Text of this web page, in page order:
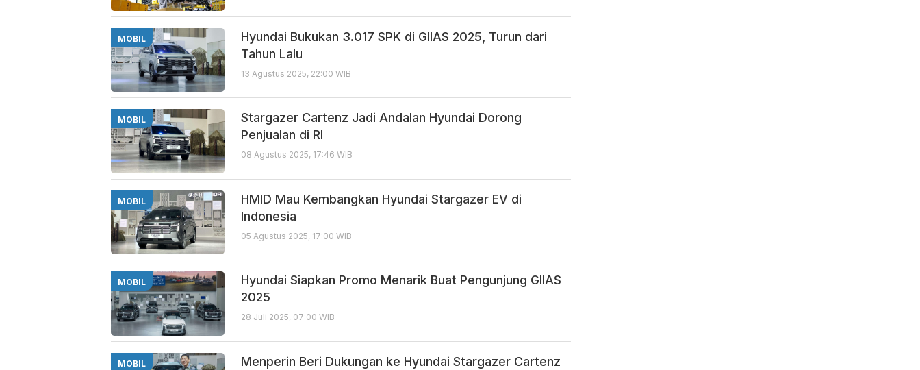
MOBIL
Hyundai Bukukan 3.017 SPK di GIIAS 2025, Turun dari
Tahun Lalu
13 Agustus 2025, 22:00 WIB
MOBIL
Stargazer Cartenz Jadi Andalan Hyundai Dorong
Penjualan di RI
08 Agustus 2025, 17:46 WIB
MOBIL
HMID Mau Kembangkan Hyundai Stargazer EV di
Indonesia
05 Agustus 2025, 17:00 WIB
MOBIL
Hyundai Siapkan Promo Menarik Buat Pengunjung GIIAS
2025
28 Juli 2025, 07:00 WIB
MOBIL
Menperin Beri Dukungan ke Hyundai Stargazer Cartenz